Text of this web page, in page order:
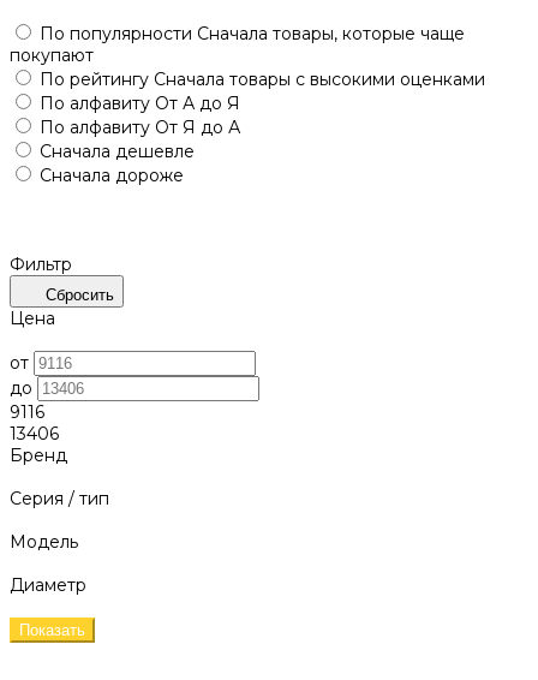
По популярности Сначала товары, которые чаще
покупают
По рейтингу Сначала товары с высокими оценками
По алфавиту От А до Я
По алфавиту От Я до А
Сначала дешевле
Сначала дороже
Фильтр
Сбросить
Цена
от
до
9116
13406
Бренд
Серия / тип
Модель
Диаметр
Показать